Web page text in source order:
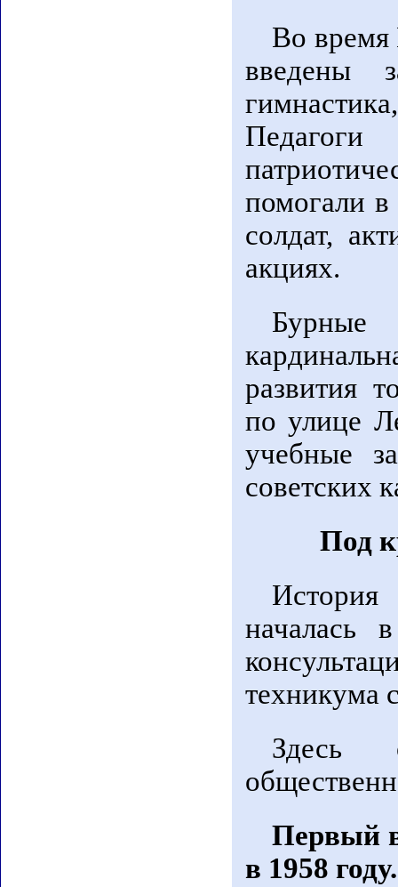
Во
введены
помогали
солдат,
акциях.
Бурные
развития
по улице
учебные
советских
Под
История
началась
техникума
Здесь
Первый
в 1958 году.